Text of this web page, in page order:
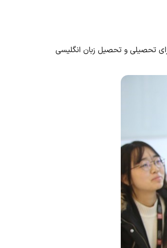
تحصیلی و تحصیل زبان انگلیسی